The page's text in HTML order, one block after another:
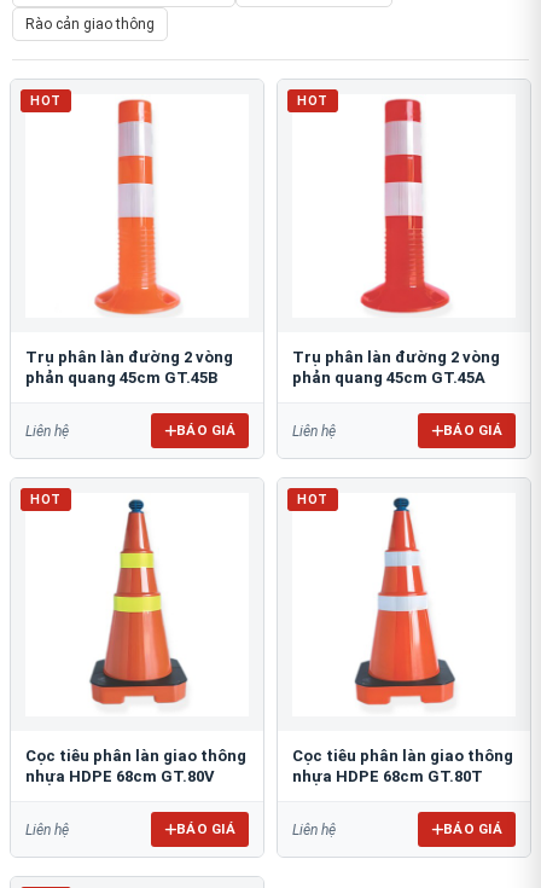
Rào cản giao thông
HOT
Trụ phân làn đường 2 vòng
phản quang 45cm GT.45B
Liên hệ BÁO GIÁ
HOT
Trụ phân làn đường 2 vòng
phản quang 45cm GT.45A
Liên hệ BÁO GIÁ
HOT
Cọc tiêu phân làn giao thông
nhựa HDPE 68cm GT.80V
Liên hệ BÁO GIÁ
HOT
Cọc tiêu phân làn giao thông
nhựa HDPE 68cm GT.80T
Liên hệ BÁO GIÁ